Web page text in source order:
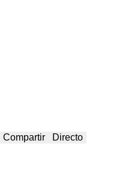
Compartir Directo